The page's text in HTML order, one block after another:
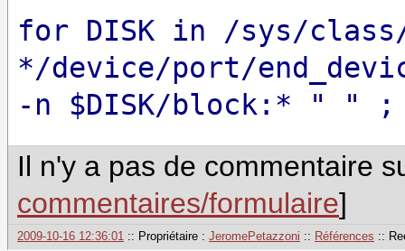
for DISK in /sys/class/
*/device/port/
-n $DISK/block:* " " ;
Il n'y a pas de commentaire
commentaires/formulaire]
2009-10-16 12:36:01 :: Propriétaire : JeromePetazzoni :: Références ::